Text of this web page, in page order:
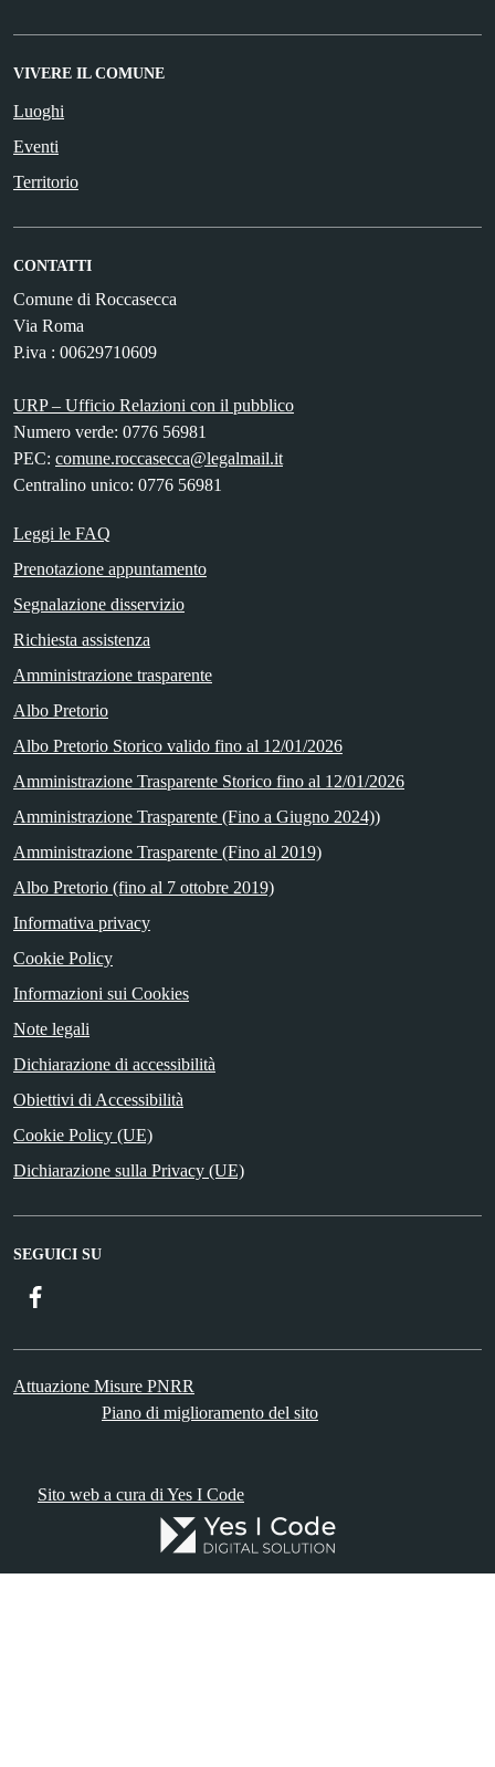
VIVERE IL COMUNE
Luoghi
Eventi
Territorio
CONTATTI
Comune di Roccasecca
Via Roma
P.iva : 00629710609
URP – Ufficio Relazioni con il pubblico
Numero verde: 0776 56981
PEC: comune.roccasecca@legalmail.it
Centralino unico: 0776 56981
Leggi le FAQ
Prenotazione appuntamento
Segnalazione disservizio
Richiesta assistenza
Amministrazione trasparente
Albo Pretorio
Albo Pretorio Storico valido fino al 12/01/2026
Amministrazione Trasparente Storico fino al 12/01/2026
Amministrazione Trasparente (Fino a Giugno 2024))
Amministrazione Trasparente (Fino al 2019)
Albo Pretorio (fino al 7 ottobre 2019)
Informativa privacy
Cookie Policy
Informazioni sui Cookies
Note legali
Dichiarazione di accessibilità
Obiettivi di Accessibilità
Cookie Policy (UE)
Dichiarazione sulla Privacy (UE)
SEGUICI SU
Attuazione Misure PNRR
Piano di miglioramento del sito
Sito web a cura di Yes I Code